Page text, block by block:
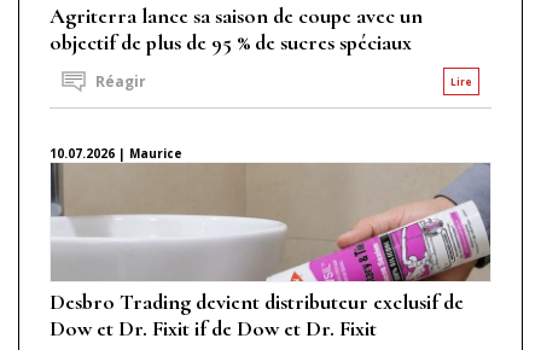
Agriterra lance sa saison de coupe avec un
objectif de plus de 95 % de sucres spéciaux
Lire
Réagir
10.07.2026 | Maurice
Desbro Trading devient distributeur exclusif de
Dow et Dr. Fixit if de Dow et Dr. Fixit